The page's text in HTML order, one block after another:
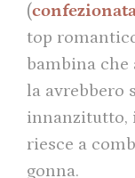
(
top
bambina che
la avrebbero
innanzitutto,
riesce a
gonna.